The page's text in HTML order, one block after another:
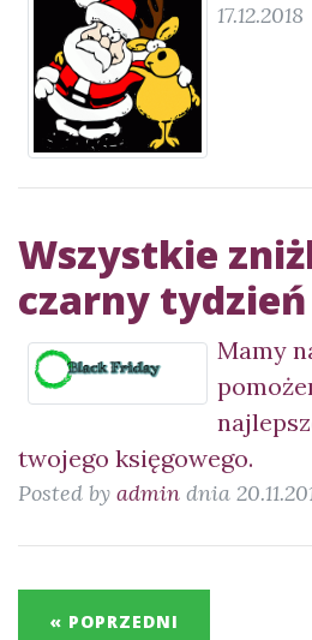
17.12.2018
Wszystkie
czarny tydzień
Mamy
twojego księgowego.
Posted by admin dnia
« POPRZEDNI